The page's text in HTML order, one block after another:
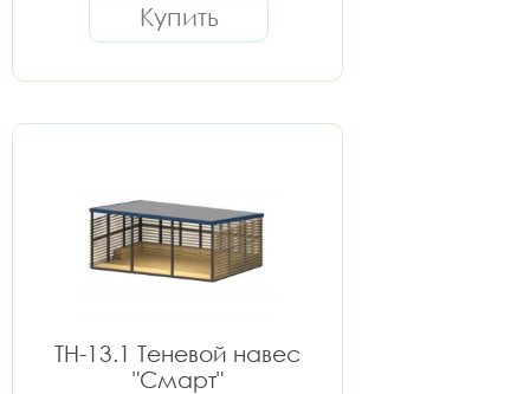
Купить
ТН-13.1 Теневой навес
"Смарт"